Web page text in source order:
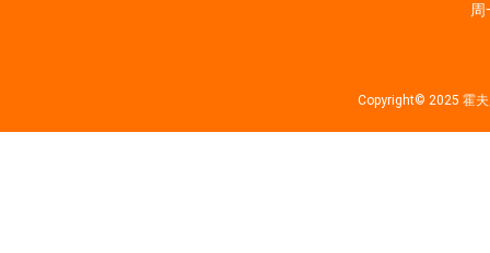
周
Copyright© 2025 霍